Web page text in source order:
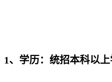
1、学历：统招本科以